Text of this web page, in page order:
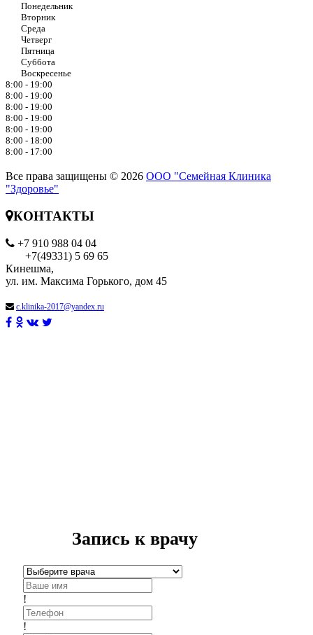
Понедельник
Вторник
Среда
Четверг
Пятница
Суббота
Воскресенье
8:00 - 19:00
8:00 - 19:00
8:00 - 19:00
8:00 - 19:00
8:00 - 19:00
8:00 - 18:00
8:00 - 17:00
Все права защищены © 2026 ООО "Семейная Клиника
"Здоровье"
КОНТАКТЫ
+7 910 988 04 04
+7(49331) 5 69 65
Кинешма,
ул. им. Максима Горького, дом 45
c.klinika-2017@yandex.ru
Запись к врачу
!
!